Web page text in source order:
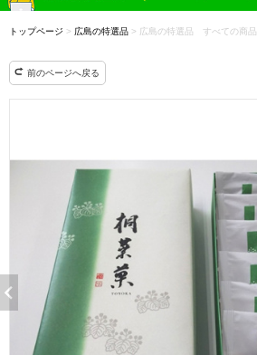
トップページ > 広島の特選品 > 広島の特選品 すべての商品
前のページへ戻る